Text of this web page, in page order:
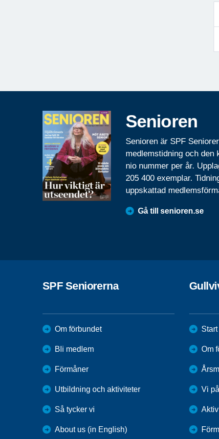
Senioren
Senioren är SPF
medlemstidning och den
nio nummer per år.
205 400 exemplar.
uppskattad
Gå till senioren.se
SPF Seniorerna
Om förbundet
Bli medlem
Förmåner
Utbildning och aktiviteter
Så tycker vi
About us (in English)
Start
Om
Vi